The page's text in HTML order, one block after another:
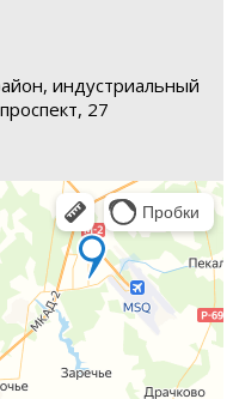
индустриальный
27